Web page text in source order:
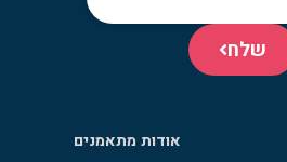
שלח
אודות מתאמנים